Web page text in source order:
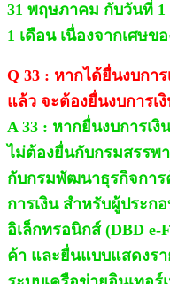
31 พฤษภาคม กับวันที่ 1
1 เดือน เนื่องจากเศษข
Q 33 : หากได้ยื่นงบกา
แล้ว จะต้องยื่นงบการเ
A 33 : หากยื่นงบการเ
ไม่ต้องยื่นกับกรมสรรพ
กับกรมพัฒนาธุรกิจการ
การเงิน สำหรับผู้ประก
อิเล็กทรอนิกส์ (DBD
ค้า และยื่นแบบแสดงร